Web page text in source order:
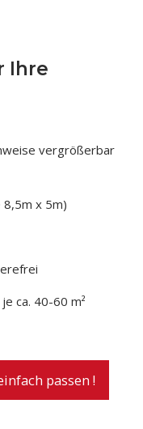
Ihre
vergrößerbar
8,5m x 5m)
ca. 40-60 m²
passen !